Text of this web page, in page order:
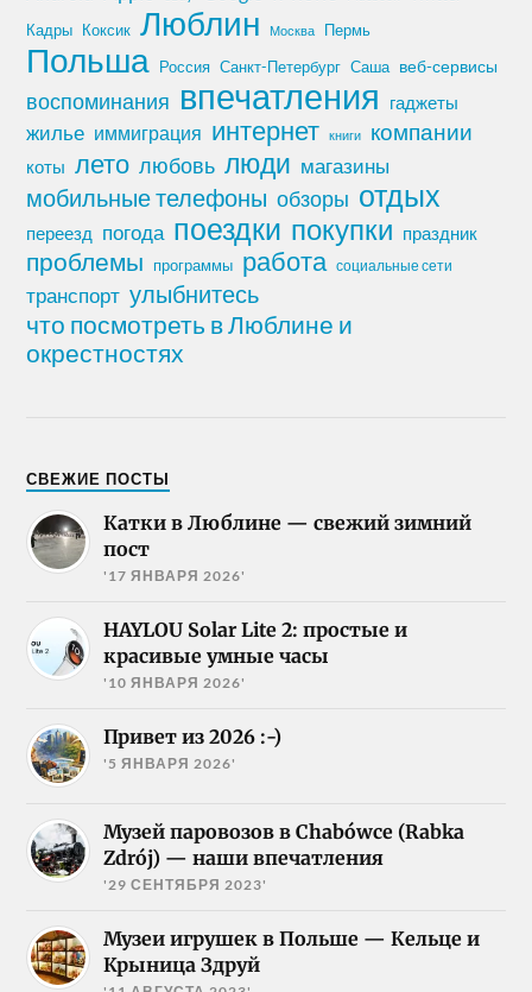
Кадры Коксик Люблин Москва Пермь
Польша Россия Санкт-Петербург Саша веб-сервисы
воспоминания впечатления гаджеты
жилье иммиграция интернет книги компании
коты лето любовь люди магазины
мобильные телефоны обзоры отдых
переезд погода поездки покупки праздник
проблемы программы работа социальные сети
транспорт улыбнитесь
что посмотреть в Люблине и
окрестностях
СВЕЖИЕ ПОСТЫ
Катки в Люблине — свежий зимний
пост
'17 ЯНВАРЯ 2026'
HAYLOU Solar Lite 2: простые и
красивые умные часы
'10 ЯНВАРЯ 2026'
Привет из 2026 :-)
'5 ЯНВАРЯ 2026'
Музей паровозов в Chabówce (Rabka
Zdrój) — наши впечатления
'29 СЕНТЯБРЯ 2023'
Музеи игрушек в Польше — Кельце и
Крыница Здруй